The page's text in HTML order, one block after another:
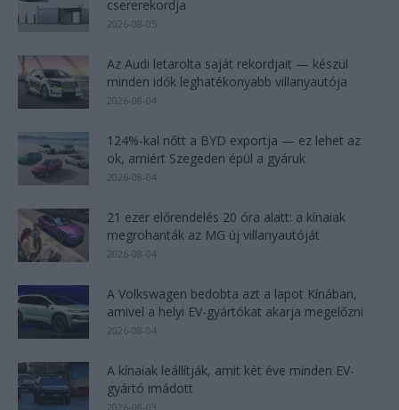
csererekordja
2026-08-05
Az Audi letarolta saját rekordjait — készül
minden idők leghatékonyabb villanyautója
2026-08-04
124%-kal nőtt a BYD exportja — ez lehet az
ok, amiért Szegeden épül a gyáruk
2026-08-04
21 ezer előrendelés 20 óra alatt: a kínaiak
megrohanták az MG új villanyautóját
2026-08-04
A Volkswagen bedobta azt a lapot Kínában,
amivel a helyi EV-gyártókat akarja megelőzni
2026-08-04
A kínaiak leállítják, amit két éve minden EV-
gyártó imádott
2026-08-03